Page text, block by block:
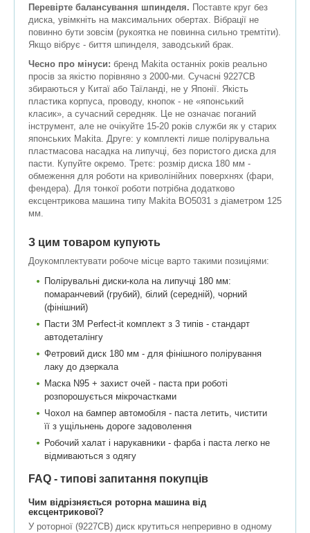
Перевірте балансування шпинделя. Поставте круг без
диска, увімкніть на максимальних обертах. Вібрації не
повинно бути зовсім (рукоятка не повинна сильно тремтіти).
Якщо вібрує - биття шпинделя, заводський брак.
Чесно про мінуси: бренд Makita останніх років реально
просів за якістю порівняно з 2000-ми. Сучасні 9227СВ
збираються у Китаї або Таїланді, не у Японії. Якість
пластика корпуса, проводу, кнопок - не «японський
класик», а сучасний середняк. Це не означає поганий
інструмент, але не очікуйте 15-20 років служби як у старих
японських Makita. Друге: у комплекті лише полірувальна
пластмасова насадка на липучці, без пористого диска для
пасти. Купуйте окремо. Третє: розмір диска 180 мм -
обмеження для роботи на криволінійних поверхнях (фари,
фендера). Для тонкої роботи потрібна додатково
ексцентрикова машина типу Makita BO5031 з діаметром 125
мм.
З цим товаром купують
Доукомплектувати робоче місце варто такими позиціями:
Полірувальні диски-кола на липучці 180 мм:
помаранчевий (грубий), білий (середній), чорний
(фінішний)
Пасти 3M Perfect-it комплект з 3 типів - стандарт
автодеталінгу
Фетровий диск 180 мм - для фінішного полірування
лаку до дзеркала
Маска N95 + захист очей - паста при роботі
розпорошується мікрочастками
Чохол на бампер автомобіля - паста летить, чистити
її з ущільнень дороге задоволення
Робочий халат і нарукавники - фарба і паста легко не
відмиваються з одягу
FAQ - типові запитання покупців
Чим відрізняється роторна машина від
ексцентрикової?
У роторної (9227СВ) диск крутиться непреривно в одному